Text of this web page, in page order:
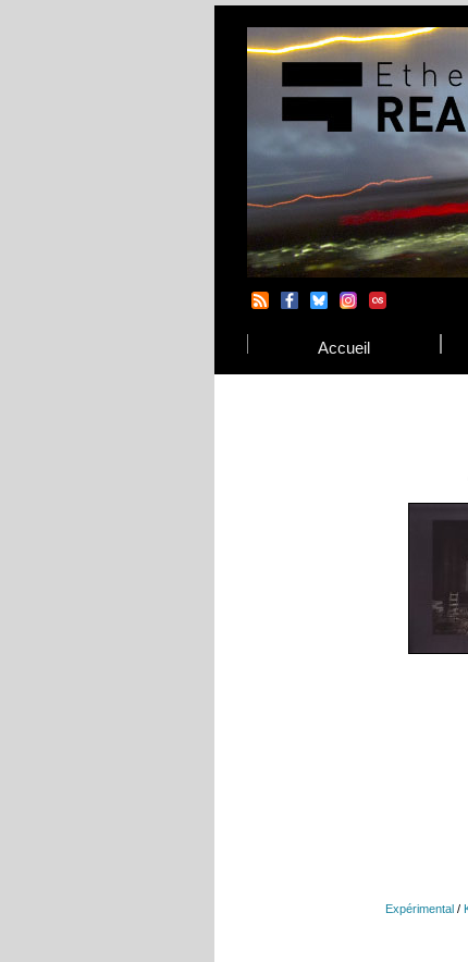
Accueil
Expérimental /